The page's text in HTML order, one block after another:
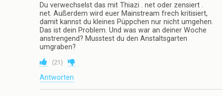
Du verwechselst das mit Thiazi . net oder zensiert .
net. Außerdem wird euer Mainstream frech kritisiert,
damit kannst du kleines Püppchen nur nicht umgehen.
Das ist dein Problem. Und was war an deiner Woche
anstrengend? Musstest du den Anstaltsgarten
umgraben?
(21 )
Antworten